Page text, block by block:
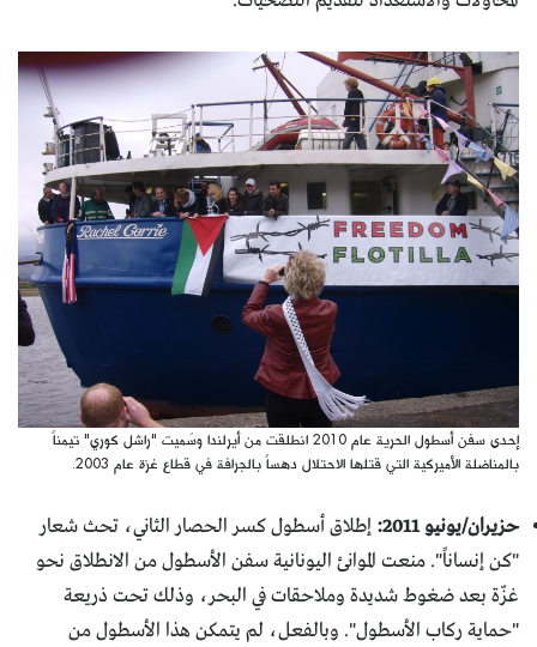
إحدى سفن أسطول الحرية عام 2010 انطلقت من أيرلندا وسُميت "راشل كوري" تيمناً
بالمناضلة الأميركية التي قتلها الاحتلال دهساً بالجرافة في قطاع غزة عام 2003.
حزيران/يونيو 2011:
إطلاق أسطول كسر الحصار الثاني، تحث شعار
"كن إنساناً". منعت الموانئ اليونانية سفن الأسطول من الانطلاق نحو
غزّة بعد ضغوط شديدة وملاحقات في البحر، وذلك تحت ذريعة
"حماية ركاب الأسطول". وبالفعل، لم يتمكن هذا الأسطول من